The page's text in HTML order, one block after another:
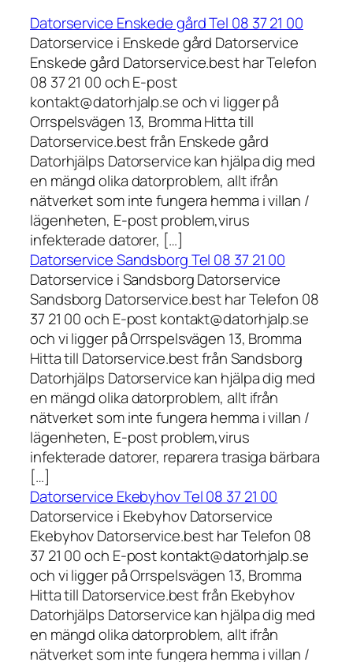
Datorservice Enskede gård Tel 08 37 21 00
Datorservice i Enskede gård Datorservice
Enskede gård Datorservice.best har Telefon
08 37 21 00 och E-post
kontakt@datorhjalp.se och vi ligger på
Orrspelsvägen 13, Bromma Hitta till
Datorservice.best från Enskede gård
Datorhjälps Datorservice kan hjälpa dig med
en mängd olika datorproblem, allt ifrån
nätverket som inte fungera hemma i villan /
lägenheten, E-post problem,virus
infekterade datorer, […]
Datorservice Sandsborg Tel 08 37 21 00
Datorservice i Sandsborg Datorservice
Sandsborg Datorservice.best har Telefon 08
37 21 00 och E-post kontakt@datorhjalp.se
och vi ligger på Orrspelsvägen 13, Bromma
Hitta till Datorservice.best från Sandsborg
Datorhjälps Datorservice kan hjälpa dig med
en mängd olika datorproblem, allt ifrån
nätverket som inte fungera hemma i villan /
lägenheten, E-post problem,virus
infekterade datorer, reparera trasiga bärbara
[…]
Datorservice Ekebyhov Tel 08 37 21 00
Datorservice i Ekebyhov Datorservice
Ekebyhov Datorservice.best har Telefon 08
37 21 00 och E-post kontakt@datorhjalp.se
och vi ligger på Orrspelsvägen 13, Bromma
Hitta till Datorservice.best från Ekebyhov
Datorhjälps Datorservice kan hjälpa dig med
en mängd olika datorproblem, allt ifrån
nätverket som inte fungera hemma i villan /